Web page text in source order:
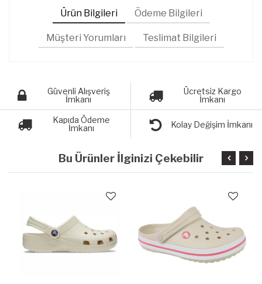
Ürün Bilgileri Ödeme Bilgileri
Müşteri Yorumları Teslimat Bilgileri
Güvenli Alışveriş
İmkanı
Ücretsiz Kargo
İmkanı
Kapıda Ödeme
İmkanı
Kolay Değişim İmkanı
Bu Ürünler İlginizi Çekebilir